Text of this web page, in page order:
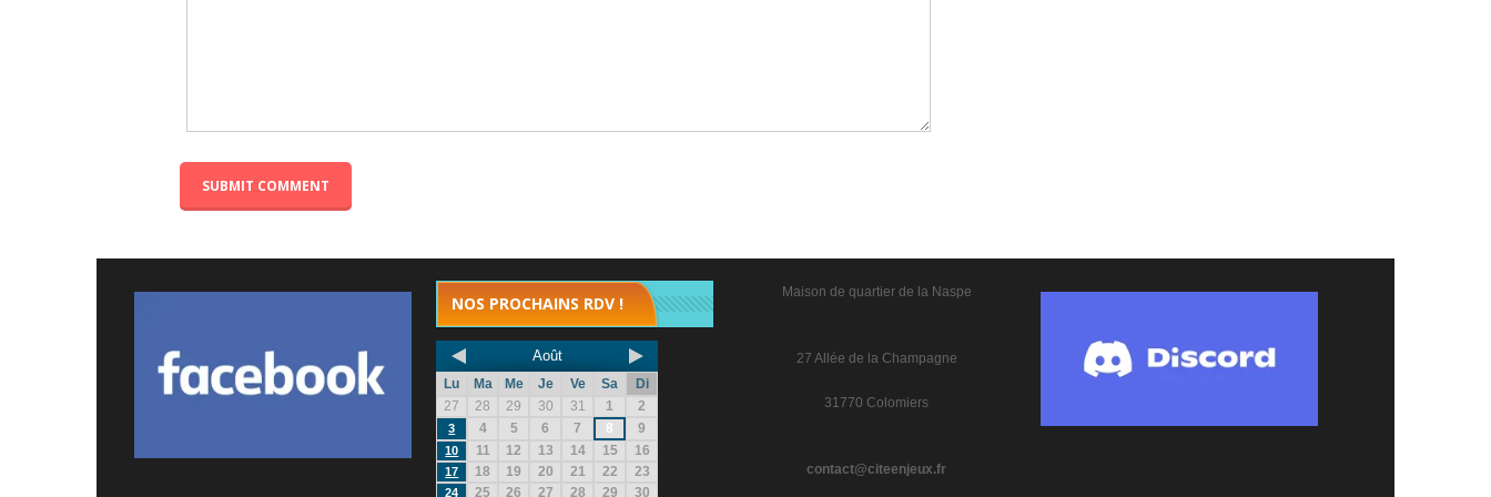
NOS PROCHAINS RDV !
Août
Lu Ma Me Je Ve Sa
Di
27
28 29 30 31 1 2
3 4 5 6 7 8 9
10 11 12 13 14 15 16
17 18 19 20 21 22 23
24 25 26 27 28 29 30
Maison de quartier de la Naspe
27 Allée de la Champagne
31770 Colomiers
contact@citeenjeux.fr